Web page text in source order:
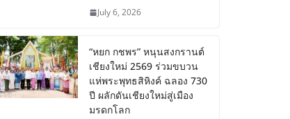
July 6, 2026
“หยก กชพร” หนุนสงกรานต์
เชียงใหม่ 2569 ร่วมขบวน
แห่พระพุทธสิหิงค์ ฉลอง 730
ปี ผลักดันเชียงใหม่สู่เมือง
มรดกโลก